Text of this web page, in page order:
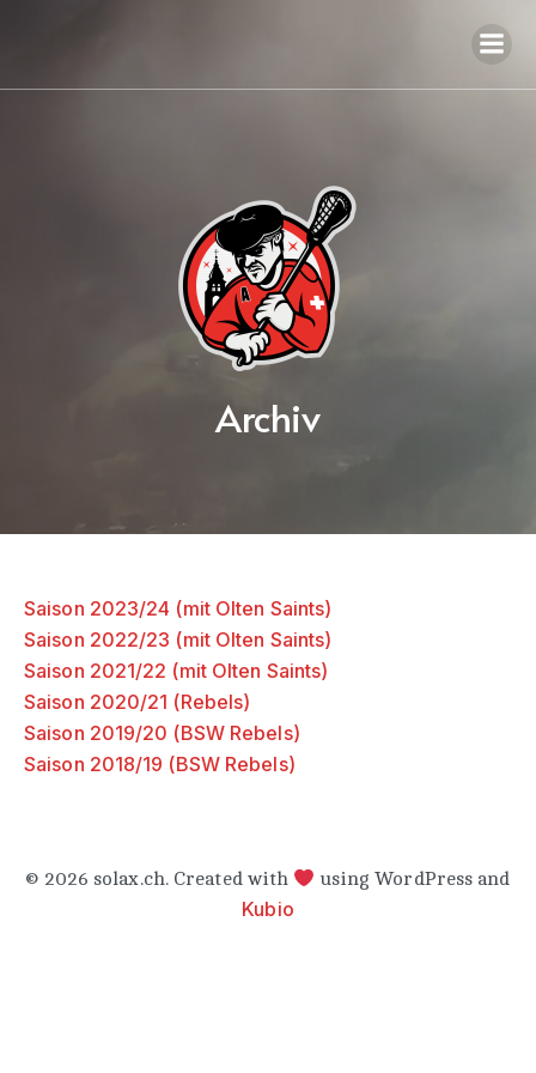
Archiv
Saison 2023/24 (mit Olten Saints)
Saison 2022/23 (mit Olten Saints)
Saison 2021/22 (mit Olten Saints)
Saison 2020/21 (Rebels)
Saison 2019/20 (BSW Rebels)
Saison 2018/19 (BSW Rebels)
© 2026 solax.ch. Created with using WordPress and
Kubio